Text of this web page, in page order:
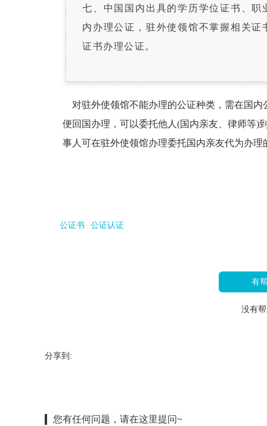
七、中国国内出具的学历学位证书、
内办理公证，驻外使领馆不掌握相关
证书办理公证。
对驻外使领馆不能办理的公证种类，需在国内
便回国办理，可以委托他人(国内亲友、律师等)
事人可在驻外使领馆办理委托国内亲友代为办理
公证书 公证认证
有
没有
分享到:
您有任何问题，请在这里提问~